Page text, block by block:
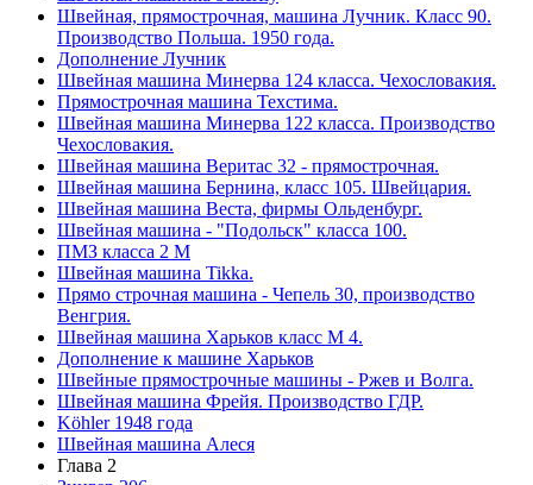
Швейная, прямострочная, машина Лучник. Класс 90.
Производство Польша. 1950 года.
Дополнение Лучник
Швейная машина Минерва 124 класса. Чехословакия.
Прямострочная машина Техстима.
Швейная машина Минерва 122 класса. Производство
Чехословакия.
Швейная машина Веритас 32 - прямострочная.
Швейная машина Бернина, класс 105. Швейцария.
Швейная машина Веста, фирмы Ольденбург.
Швейная машина - "Подольск" класса 100.
ПМЗ класса 2 М
Швейная машина Tikka.
Прямо строчная машина - Чепель 30, производство
Венгрия.
Швейная машина Харьков класс М 4.
Дополнение к машине Харьков
Швейные прямострочные машины - Ржев и Волга.
Швейная машина Фрейя. Производство ГДР.
Köhler 1948 года
Швейная машина Алеся
Глава 2